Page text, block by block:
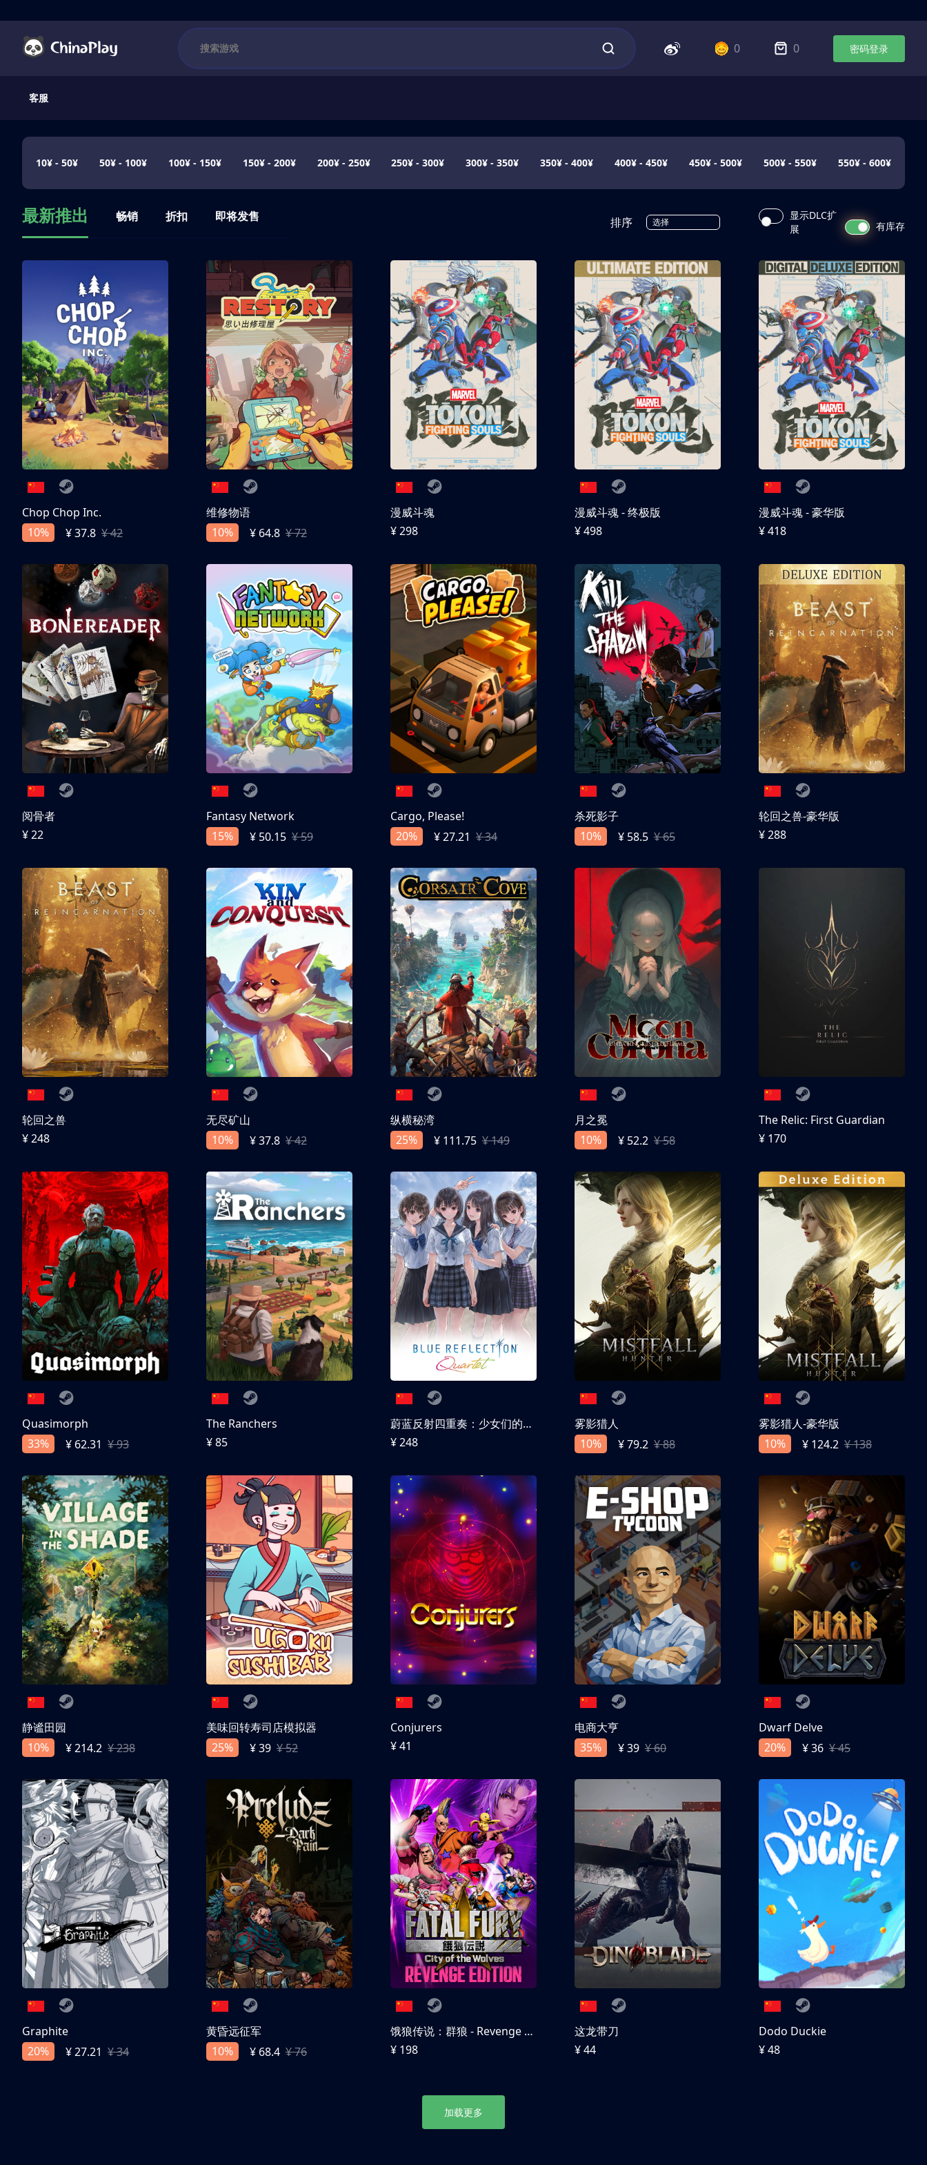
0 0 密码登录
客服
10¥ - 50¥ 50¥ - 100¥ 100¥ - 150¥ 150¥ - 200¥ 200¥ - 250¥ 250¥ - 300¥ 300¥ - 350¥ 350¥ - 400¥ 400¥ - 450¥ 450¥ - 500¥ 500¥ - 550¥ 550¥ - 600¥
最新推出 畅销 折扣 即将发售 排序 选择
显示DLC扩
展
有库存
Chop Chop Inc.
10%
¥ 37.8 ¥ 42
维修物语
10%
¥ 64.8 ¥ 72
漫威斗魂
¥ 298
漫威斗魂 - 终极版
¥ 498
漫威斗魂 - 豪华版
¥ 418
阅骨者
¥ 22
Fantasy Network
15%
¥ 50.15 ¥ 59
Cargo, Please!
20%
¥ 27.21 ¥ 34
杀死影子
10%
¥ 58.5 ¥ 65
轮回之兽-豪华版
¥ 288
轮回之兽
¥ 248
无尽矿山
10%
¥ 37.8 ¥ 42
纵横秘湾
25%
¥ 111.75 ¥ 149
月之冕
10%
¥ 52.2 ¥ 58
The Relic: First Guardian
¥ 170
Quasimorph
33%
¥ 62.31 ¥ 93
The Ranchers
¥ 85
蔚蓝反射四重奏：少女们的奇迹
¥ 248
雾影猎人
10%
¥ 79.2 ¥ 88
雾影猎人-豪华版
10%
¥ 124.2 ¥ 138
静谧田园
10%
¥ 214.2 ¥ 238
美味回转寿司店模拟器
25%
¥ 39 ¥ 52
Conjurers
¥ 41
电商大亨
35%
¥ 39 ¥ 60
Dwarf Delve
20%
¥ 36 ¥ 45
Graphite
20%
¥ 27.21 ¥ 34
黄昏远征军
10%
¥ 68.4 ¥ 76
饿狼传说：群狼 - Revenge Edition
¥ 198
这龙带刀
¥ 44
Dodo Duckie
¥ 48
加载更多